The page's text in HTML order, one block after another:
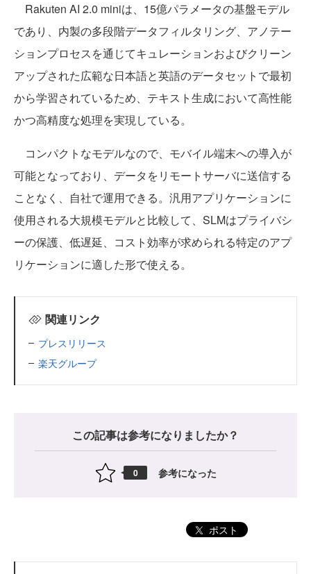
Rakuten AI 2.0 miniは、15億パラメータの基盤モデル
であり、内製の多段階データフィルタリング、アノテー
ションプロセスを通じてキュレーションおよびクリーン
アップされた広範な日本語と英語のデータセットで最初
から学習されているため、テキスト生成において高性能
かつ高精度な処理を実現している。
コンパクトなモデルなので、モバイル端末への導入が
可能となっており、データをリモートサーバに送信する
ことなく、自社で運用できる。汎用アプリケーションに
使用される大規模モデルと比較して、SLMはプライバシ
ーの保護、低遅延、コスト効率が求められる特定のアプ
リケーションに適した形で使える。
関連リンク
プレスリリース
楽天グループ
この記事は参考になりましたか？
0 参考になった
ポスト